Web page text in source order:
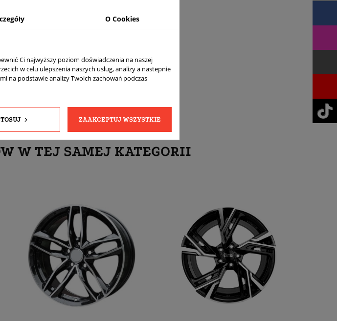
W TEJ SAMEJ KATEGORII
O Cookies
Ci najwyższy poziom doświadczenia na naszej
w celu ulepszenia naszych usług, analizy a nastepnie
na podstawie analizy Twoich zachowań podczas
ZAAKCEPTUJ WSZYSTKIE